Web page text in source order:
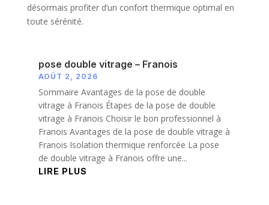
désormais profiter d’un confort thermique optimal en
toute sérénité.
pose double vitrage – Franois
AOÛT 2, 2026
Sommaire Avantages de la pose de double
vitrage à Franois Étapes de la pose de double
vitrage à Franois Choisir le bon professionnel à
Franois Avantages de la pose de double vitrage à
Franois Isolation thermique renforcée La pose
de double vitrage à Franois offre une...
LIRE PLUS